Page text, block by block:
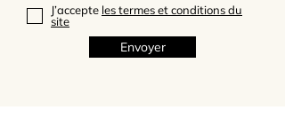
J’accepte les termes et conditions du
site
Envoyer